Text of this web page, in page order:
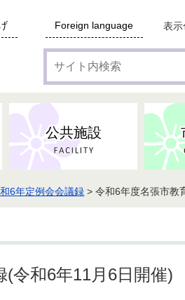
Foreign language 表示
イ
ト
検
索
ごみ・リサイクル
水道・下水道
子育てにかかる各種手当／ひと
高齢者福祉
生活保護
公共施設
子育て・教育
記者会見
非核平和事業
事業系ごみ・廃棄物
建築開発等
6年定例会会議録 > 令和6年度名張市教
令和6年11月6日開催)